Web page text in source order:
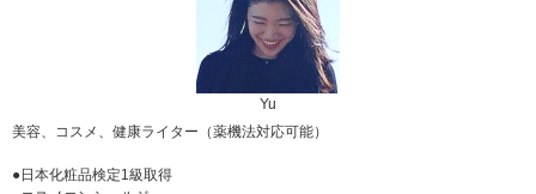
Yu
美容、コスメ、健康ライター（薬機法対応可能）
●日本化粧品検定1級取得